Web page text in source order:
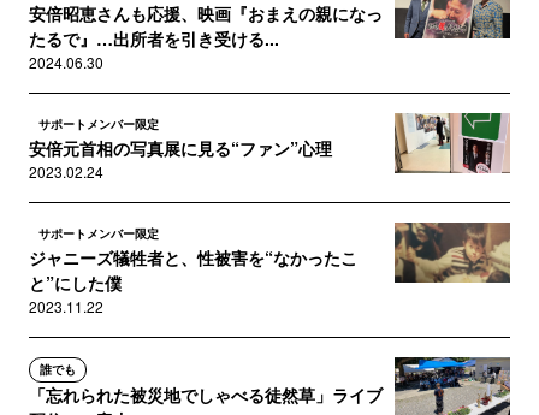
安倍昭恵さんも応援、映画『おまえの親になっ
たるで』…出所者を引き受ける...
2024.06.30
サポートメンバー限定
安倍元首相の写真展に見る“ファン”心理
2023.02.24
サポートメンバー限定
ジャニーズ犠牲者と、性被害を“なかったこ
と”にした僕
2023.11.22
誰でも
「忘れられた被災地でしゃべる徒然草」ライブ